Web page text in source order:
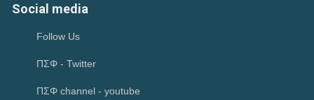
Ανώτατης Εκπαίδευσης Νίκο Παπαϊωάννου
Ιούλιος 2026-Μηνιαία Ανασκόπηση
Ικανοποίηση του Π.Σ.Φ για το Ν. 5322/2026 που αφορά την πρώιμη
02-08-2026
Social media
Follow Us
ΠΣΦ - Twitter
ΠΣΦ channel - youtube